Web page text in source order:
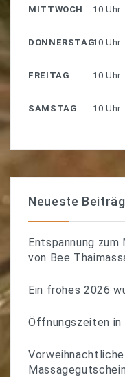
MITTWOCH 10 Uhr
DONNERSTAG10 Uhr
FREITAG 10 Uhr
SAMSTAG 10 Uhr
Neueste
Entspannung
von Bee
Ein frohes 2026
Öffnungszeiten in